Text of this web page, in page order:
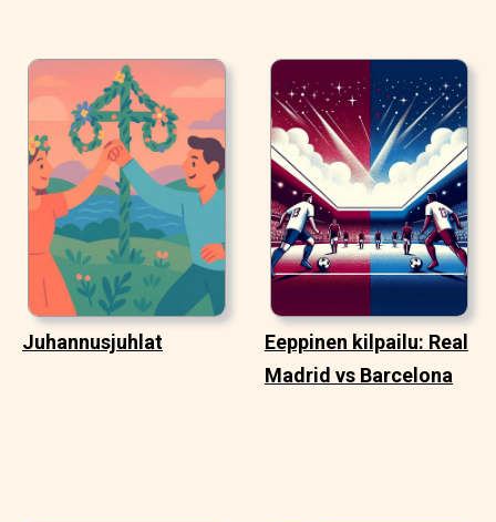
Juhannusjuhlat
Eeppinen kilpailu: Real
Madrid vs Barcelona